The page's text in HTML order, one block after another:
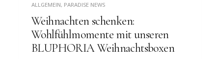
ALLGEMEIN, PARADISE NEWS
Weihnachten schenken:
Wohlfühlmomente mit unseren
BLUPHORIA Weihnachtsboxen